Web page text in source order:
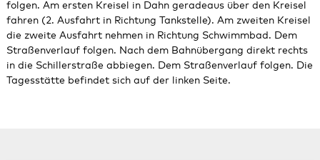
folgen. Am ersten Kreisel in Dahn geradeaus über den Kreisel
fahren (2. Ausfahrt in Richtung Tankstelle). Am zweiten Kreisel
die zweite Ausfahrt nehmen in Richtung Schwimmbad. Dem
Straßenverlauf folgen. Nach dem Bahnübergang direkt rechts
in die Schillerstraße abbiegen. Dem Straßenverlauf folgen. Die
Tagesstätte befindet sich auf der linken Seite.